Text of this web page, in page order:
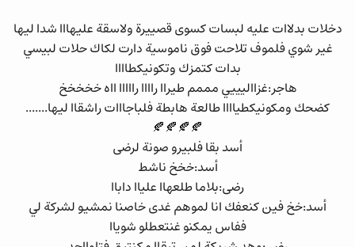
دخلات بدلاات عليه لبسات كسوى قصييرة ولاسقة عليهااا شدا ليها
غير شوي فلموف تلاحت فوق ناموسية دارت لكاك حلات لبيسي
بدات كتمزك وتكونيكطاااا
هاجر:غزااليييي مممم طيراا راااا رااااا ااه خخخخخ
كضحك ومكونيكطياااا طالعة هابطة فلباجااات راشقاا ليها.......
🍂🍂🍂🍂
أسد بقا فلبيرو صونة لرضى
أسد:خخخ ناشط
رضى:بلاما طلعهاا علياا داباا
أسد:خخ فين كنعفك انا لموهم غدى خاصنا نمشيو لشركة لي
ففاس يمكنو غنتعطلو شوياا